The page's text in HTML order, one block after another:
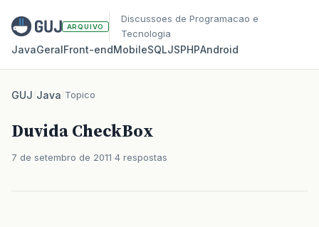
ARQUIVO
Discussoes de Programacao e
Tecnologia
JavaGeralFront‑endMobileSQLJSPHPAndroid
GUJ/Java/Topico
Duvida CheckBox
7 de setembro de 2011 4 respostas